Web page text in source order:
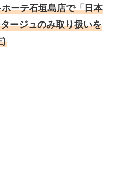
ーテ石垣島店で「日本
ージュのみ取り扱いを
)